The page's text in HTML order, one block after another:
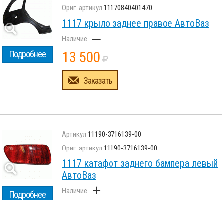
Подробнее
11170840401470
1117 крыло заднее правое АвтоВаз
–
13 500
Заказать
Подробнее
11190-3716139-00
11190-3716139-00
1117 катафот заднего бампера левый
АвтоВаз
+